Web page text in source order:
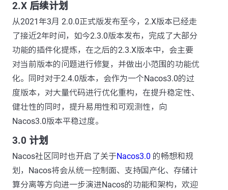
2.X 后续计划
从2021年3月 2.0.0正式版发布至今，2.X版本已经走
了接近2年时间，如今2.3.0版本发布，完成了大部分
功能的插件化提炼，在之后的2.3.X版本中，会主要
对当前版本的问题进行修复，并做出小范围的功能优
化。同时对于2.4.0版本，会作为一个Nacos3.0的过
度版本，对大量代码进行优化重构，在提升稳定性、
健壮性的同时，提升易用性和可观测性，向
Nacos3.0版本平稳过度。
3.0 计划
Nacos社区同时也开启了关于Nacos3.0 的畅想和规
划，Nacos将会从统一控制面、支持国产化、存储计
算分离等方向进一步演进Nacos的功能和架构，欢迎